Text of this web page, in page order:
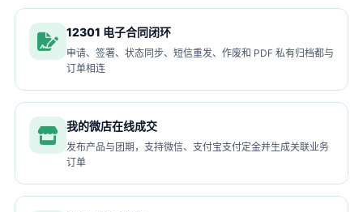
12301 电子合同闭环
申请、签署、状态同步、短信重发、作废和 PDF 私有归档都与
订单相连
我的微店在线成交
发布产品与团期，支持微信、支付宝支付定金并生成关联业务
订单